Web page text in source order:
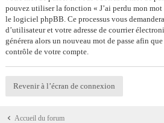
pouvez utiliser la fonction « J’ai perdu mon mot
le logiciel phpBB. Ce processus vous
d’utilisateur et votre adresse de courrier
générera alors un nouveau mot de passe afin
contrôle de votre compte.
Revenir à l’écran de connexion
Accueil du forum